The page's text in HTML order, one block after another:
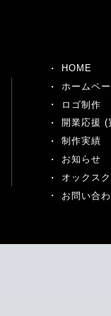
HOME
ホームペ
ロゴ制作
開業応援 (
制作実績
お知らせ
オックス
お問い合